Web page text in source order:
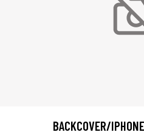
BACKCOVER/